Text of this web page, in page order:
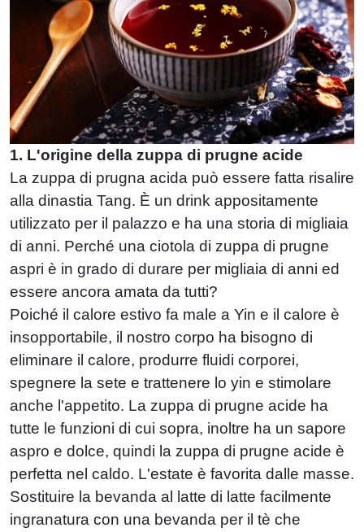
1. L'origine della zuppa di prugne acide
La zuppa di prugna acida può essere fatta risalire
alla dinastia Tang. È un drink appositamente
utilizzato per il palazzo e ha una storia di migliaia
di anni. Perché una ciotola di zuppa di prugne
aspri è in grado di durare per migliaia di anni ed
essere ancora amata da tutti?
Poiché il calore estivo fa male a Yin e il calore è
insopportabile, il nostro corpo ha bisogno di
eliminare il calore, produrre fluidi corporei,
spegnere la sete e trattenere lo yin e stimolare
anche l'appetito. La zuppa di prugne acide ha
tutte le funzioni di cui sopra, inoltre ha un sapore
aspro e dolce, quindi la zuppa di prugne acide è
perfetta nel caldo. L'estate è favorita dalle masse.
Sostituire la bevanda al latte di latte facilmente
ingranatura con una bevanda per il tè che